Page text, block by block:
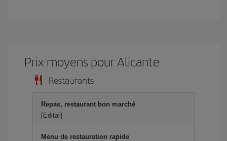
Prix ​​moyens pour Alicante
Restaurants
Repas, restaurant bon marché
[Editar]
Menu de restauration rapide